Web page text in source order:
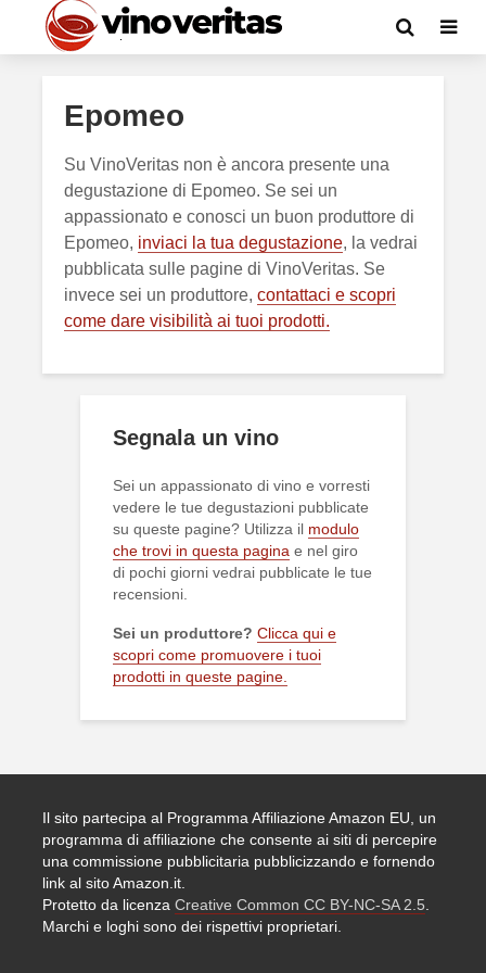
Epomeo
Su VinoVeritas non è ancora presente una
degustazione di Epomeo. Se sei un
appassionato e conosci un buon produttore di
Epomeo, inviaci la tua degustazione, la vedrai
pubblicata sulle pagine di VinoVeritas. Se
invece sei un produttore, contattaci e scopri
come dare visibilità ai tuoi prodotti.
Segnala un vino
Sei un appassionato di vino e vorresti
vedere le tue degustazioni pubblicate
su queste pagine? Utilizza il modulo
che trovi in questa pagina e nel giro
di pochi giorni vedrai pubblicate le tue
recensioni.
Sei un produttore? Clicca qui e
scopri come promuovere i tuoi
prodotti in queste pagine.
Il sito partecipa al Programma Affiliazione Amazon EU, un
programma di affiliazione che consente ai siti di percepire
una commissione pubblicitaria pubblicizzando e fornendo
link al sito Amazon.it.
Protetto da licenza Creative Common CC BY-NC-SA 2.5
Marchi e loghi sono dei rispettivi proprietari.